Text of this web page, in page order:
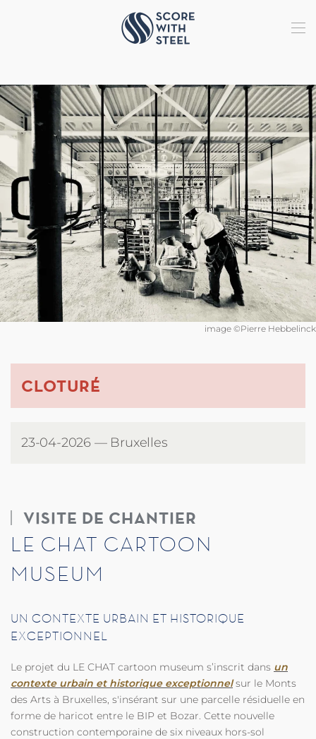
Accéder au contenu principal
image ©Pierre Hebbelinck
CLOTURÉ
23-04-2026 — Bruxelles
VISITE DE CHANTIER
LE CHAT CARTOON
MUSEUM
UN CONTEXTE URBAIN ET HISTORIQUE
EXCEPTIONNEL
Le projet du LE CHAT cartoon museum s’inscrit dans un
contexte urbain et historique exceptionnelsur le Monts
des Arts à Bruxelles, s'insérant sur une parcelle résiduelle en
forme de haricot entre le BIP et Bozar. Cette nouvelle
construction contemporaine de six niveaux hors-sol